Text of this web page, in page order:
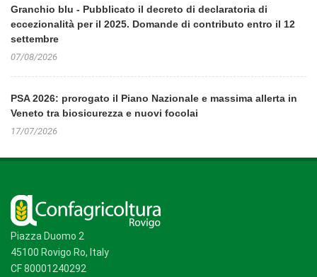
Granchio blu - Pubblicato il decreto di declaratoria di
eccezionalità per il 2025. Domande di contributo entro il 12
settembre
07/08/2026
PSA 2026: prorogato il Piano Nazionale e massima allerta in
Veneto tra biosicurezza e nuovi focolai
17/07/2026
Piazza Duomo 2
45100 Rovigo Ro, Italy
CF 80001240292